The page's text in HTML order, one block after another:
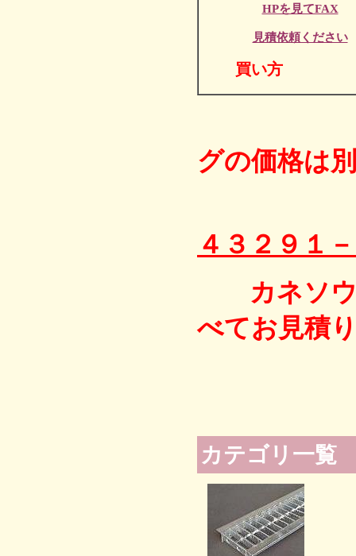
HPを見てFAX
見積依頼ください
買い方
グの価格は
４３２９１
カネソウ
べてお見積
カテゴリ一覧